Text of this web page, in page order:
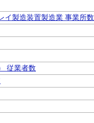
イ製造装置製造業 事業所数
従業者数